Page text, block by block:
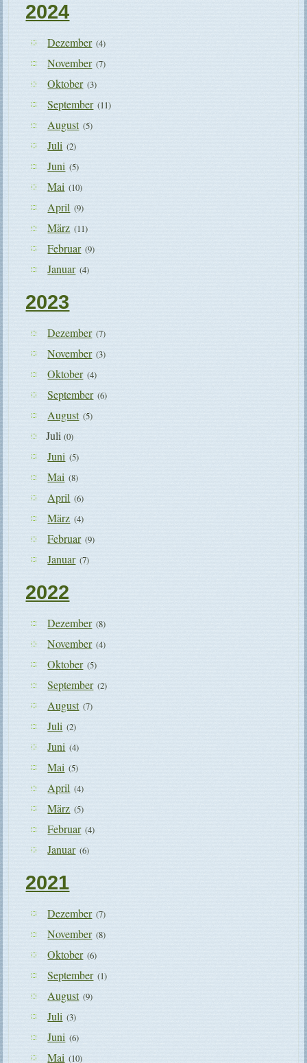
2024
Dezember (4)
November (7)
Oktober (3)
September (11)
August (5)
Juli (2)
Juni (5)
Mai (10)
April (9)
März (11)
Februar (9)
Januar (4)
2023
Dezember (7)
November (3)
Oktober (4)
September (6)
August (5)
Juli(0)
Juni (5)
Mai (8)
April (6)
März (4)
Februar (9)
Januar (7)
2022
Dezember (8)
November (4)
Oktober (5)
September (2)
August (7)
Juli (2)
Juni (4)
Mai (5)
April (4)
März (5)
Februar (4)
Januar (6)
2021
Dezember (7)
November (8)
Oktober (6)
September (1)
August (9)
Juli (3)
Juni (6)
Mai (10)